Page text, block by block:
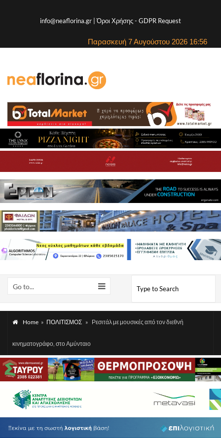
info@neaflorina.gr |Όροι Χρήσης- GDPR Request
Παρασκευή 7 Αυγούστου 2026 16:56
Go to...
Home » ΠΟΛΙΤΙΣΜΟΣ » Ρεσιτάλ με μουσικές από τον διεθνή
κινηματογράφο, στο Αμύνταιο